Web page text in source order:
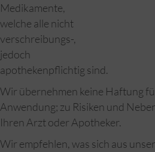
Medikamente,
welche alle nicht
verschreibungs-,
jedoch
apothekenpflichtig sind.
Wir übernehmen keine Haftung
Anwendung; zu Risiken und
Ihren Arzt oder Apotheker.
Wir empfehlen, was sich aus